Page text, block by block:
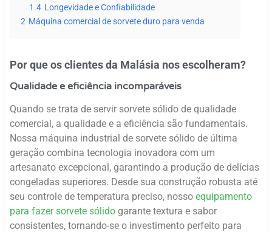
1.4 Longevidade e Confiabilidade
2 Máquina comercial de sorvete duro para venda
Por que os clientes da Malásia nos escolheram?
Qualidade e eficiência incomparáveis
Quando se trata de servir sorvete sólido de qualidade
comercial, a qualidade e a eficiência são fundamentais.
Nossa máquina industrial de sorvete sólido de última
geração combina tecnologia inovadora com um
artesanato excepcional, garantindo a produção de delícias
congeladas superiores. Desde sua construção robusta até
seu controle de temperatura preciso, nosso equipamento
para fazer sorvete sólido garante textura e sabor
consistentes, tornando-se o investimento perfeito para